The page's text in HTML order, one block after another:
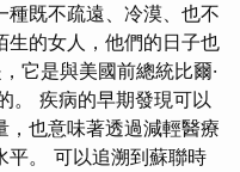
種既不疏遠、冷漠、也不
生的女人，他們的日子也
它是與美國前總統比爾·
。 疾病的早​​期發現可以
，也意味著透過減輕醫療
平。 可以追溯到蘇聯時